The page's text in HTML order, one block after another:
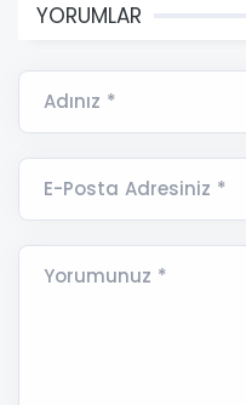
YORUMLAR
Adınız *
E-Posta Adresiniz *
Yorumunuz *